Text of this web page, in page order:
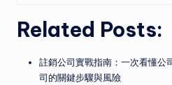
Related Posts:
註銷公司實戰指南：一次看懂公
司的關鍵步驟與風險